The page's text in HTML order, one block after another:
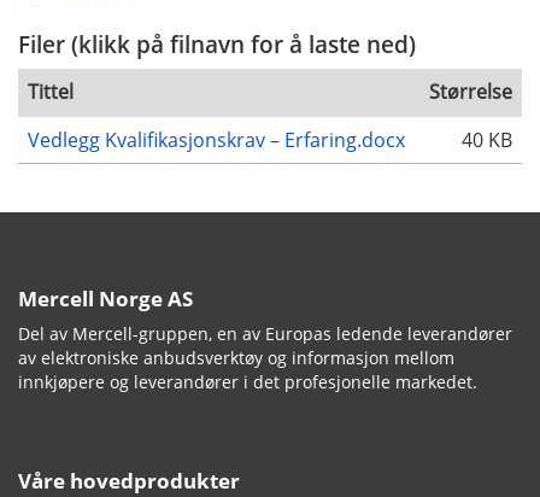
Filer (klikk på filnavn for å laste ned)
Tittel
Størrelse
Vedlegg Kvalifikasjonskrav – Erfaring.docx
40 KB
Mercell Norge AS
Del av Mercell-gruppen, en av Europas ledende leverandører
av elektroniske anbudsverktøy og informasjon mellom
innkjøpere og leverandører i det profesjonelle markedet.
Våre hovedprodukter